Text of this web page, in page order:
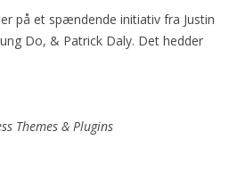
på et spændende initiativ fra Justin
Do, & Patrick Daly. Det hedder
Themes & Plugins